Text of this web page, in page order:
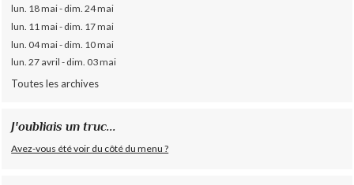
lun. 18 mai - dim. 24 mai
lun. 11 mai - dim. 17 mai
lun. 04 mai - dim. 10 mai
lun. 27 avril - dim. 03 mai
Toutes les archives
J'oubliais un truc...
Avez-vous été voir du côté du menu ?